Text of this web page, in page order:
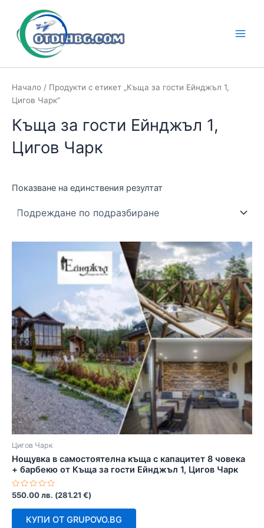
content
Начало / Продукти с етикет „Къща за гости Ейнджъл 1,
Цигов Чарк“
Къща за гости Ейнджъл 1,
Цигов Чарк
Показване на единствения резултат
Цигов Чарк
Нощувка в самостоятелна къща с капацитет 8 човека
+ барбекю от Къща за гости Ейнджъл 1, Цигов Чарк
Оценено
0
550.00лв. (281.21 €)
КУПИ ОТ GRUPOVO.BG